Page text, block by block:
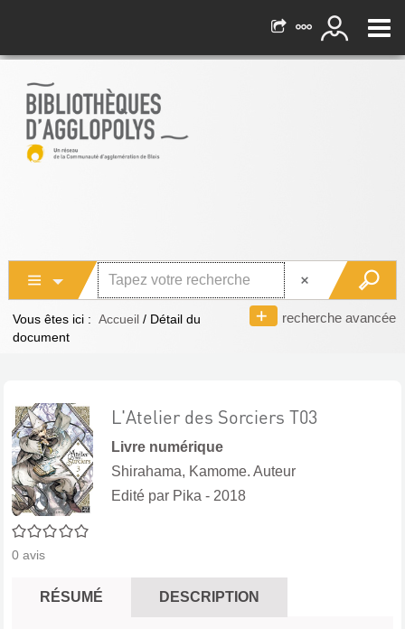
recherche avancée
Vous êtes ici : Accueil / Détail du
document
0/5
0 avis
L'Atelier des Sorciers T03
Livre numérique
Shirahama, Kamome. Auteur
Edité par Pika - 2018
RÉSUMÉ DESCRIPTION